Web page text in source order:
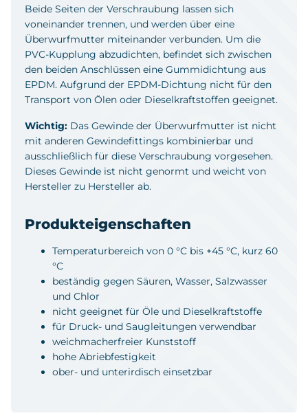
Beide Seiten der Verschraubung lassen sich
voneinander trennen, und werden über eine
Überwurfmutter miteinander verbunden. Um die
PVC-Kupplung abzudichten, befindet sich zwischen
den beiden Anschlüssen eine Gummidichtung aus
EPDM. Aufgrund der EPDM-Dichtung nicht für den
Transport von Ölen oder Dieselkraftstoffen geeignet.
Wichtig: Das Gewinde der Überwurfmutter ist nicht
mit anderen Gewindefittings kombinierbar und
ausschließlich für diese Verschraubung vorgesehen.
Dieses Gewinde ist nicht genormt und weicht von
Hersteller zu Hersteller ab.
Produkteigenschaften
Temperaturbereich von 0 °C bis +45 °C, kurz 60
°C
beständig gegen Säuren, Wasser, Salzwasser
und Chlor
nicht geeignet für Öle und Dieselkraftstoffe
für Druck- und Saugleitungen verwendbar
weichmacherfreier Kunststoff
hohe Abriebfestigkeit
ober- und unterirdisch einsetzbar